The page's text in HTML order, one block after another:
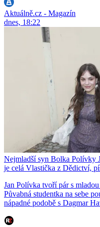
Aktuálně.cz - Magazín
dnes, 18:22
Nejmladší syn Bolka Polívky
je celá Vlastička z Dědictví,
Jan Polívka tvoří pár s
Půvabná studentka na sebe
nápadné podobě s Dagmar